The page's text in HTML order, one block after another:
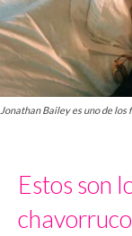
Jonathan Bailey es uno de
Estos son